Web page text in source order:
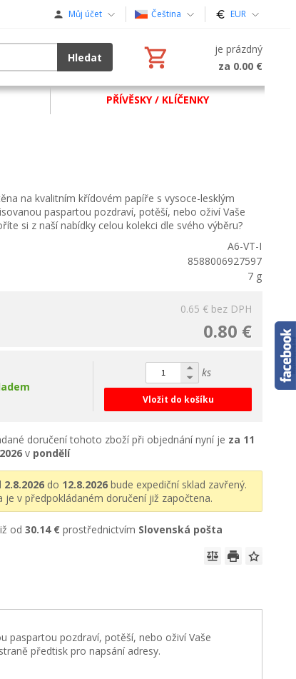
Můj účet Čeština EUR
Hledat
je prázdný
za 0.00 €
PŘÍVĚSKY / KLÍČENKY
na kvalitním křídovém papíře s vysoce-lesklým
paspartou pozdraví, potěší, nebo oživí Vaše
si z naší nabídky celou kolekci dle svého výběru?
A6-VT-I
8588006927597
7 g
0.65 € bez DPH
0.80 €
ks
Vložit do košíku
doručení tohoto zboží při objednání nyní je za 11
v pondělí
2.8.2026 do 12.8.2026 bude expediční sklad zavřený.
je v předpokládaném doručení již započtena.
od30.14 € prostřednictvím Slovenská pošta
paspartou pozdraví, potěší, nebo oživí Vaše
předtisk pro napsání adresy.